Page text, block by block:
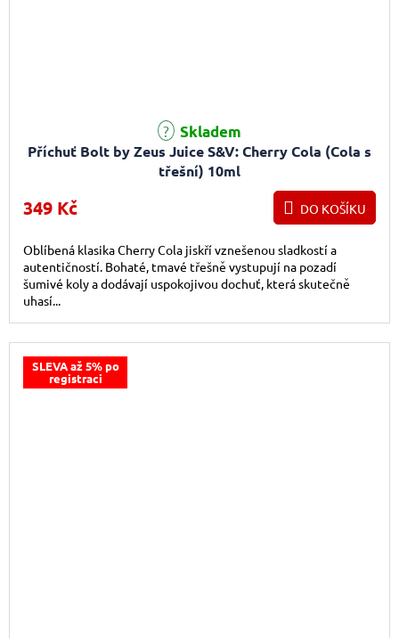
Příchuť Bolt by Zeus Juice S&V: Cherry Cola (Cola s
třešní) 10ml
Skladem
349 Kč DO KOŠÍKU
Oblíbená klasika Cherry Cola jiskří vznešenou sladkostí a
autentičností. Bohaté, tmavé třešně vystupují na pozadí
šumivé koly a dodávají uspokojivou dochuť, která skutečně
uhasí...
SLEVA až 5% po
registraci